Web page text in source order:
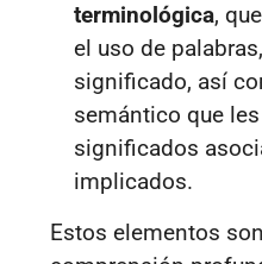
terminológica,
el uso de
significado, así
semántico que
significados
implicados.
Estos elementos